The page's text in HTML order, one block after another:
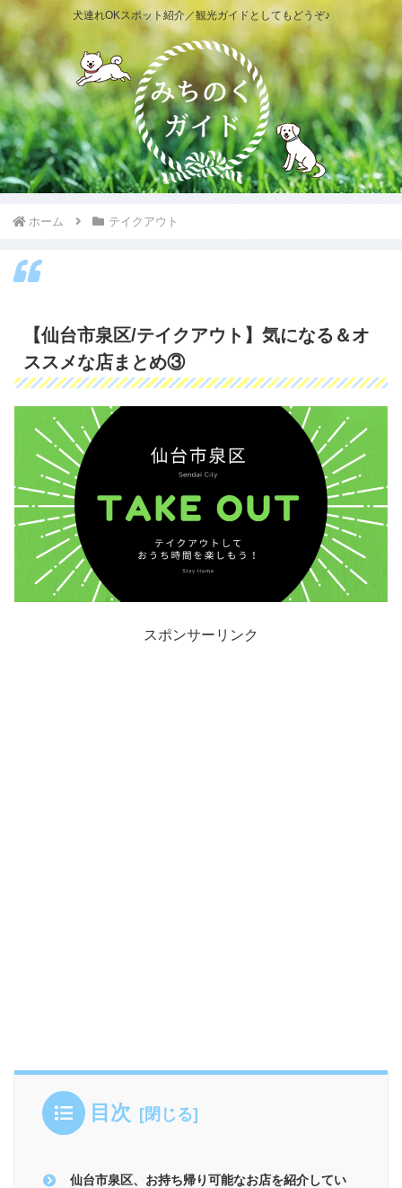
犬連れOKスポット紹介／観光ガイドとしてもどうぞ♪
ホーム テイクアウト
【仙台市泉区/テイクアウト】気になる＆オ
ススメな店まとめ③
スポンサーリンク
目次
仙台市泉区、お持ち帰り可能なお店を紹介してい